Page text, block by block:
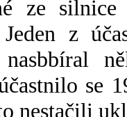
ze
z
se
nestačili